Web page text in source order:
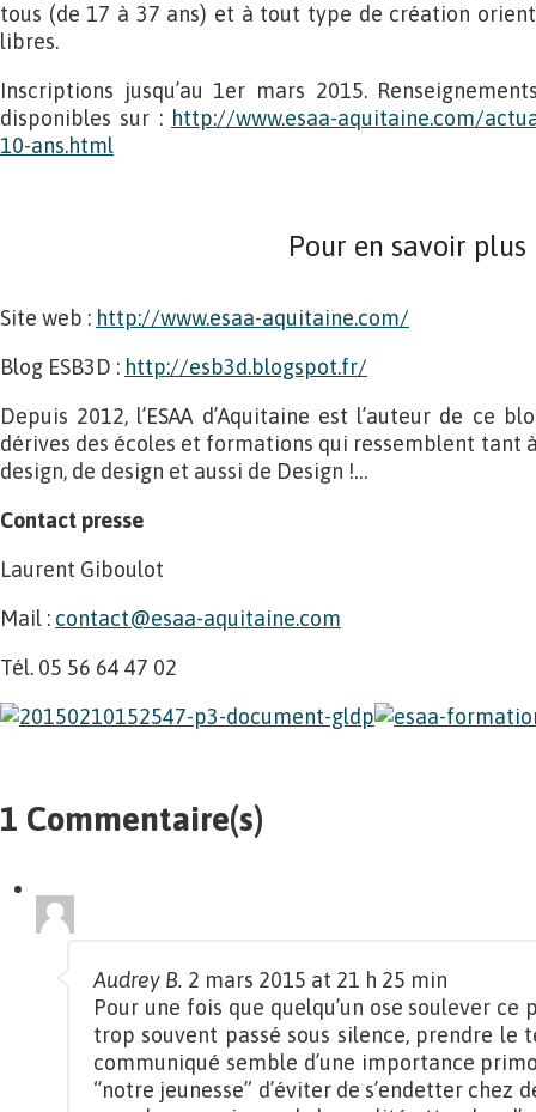
tous (de 17 à 37 ans) et à tout type de création
libres.
Inscriptions jusqu’au 1er mars 2015.
disponibles sur : http://www.esaa-aquitaine.com/
10-ans.html
Pour en savoir plus
Site web : http://www.esaa-aquitaine.com/
Blog ESB3D : http://esb3d.blogspot.fr/
Depuis 2012, l’ESAA d’Aquitaine est l’auteur de ce
dérives des écoles et formations qui ressemblent tant à
design, de design et aussi de Design !…
Contact presse
Laurent Giboulot
Mail : contact@esaa-aquitaine.com
Tél. 05 56 64 47 02
1 Commentaire(s)
Audrey B. 2 mars 2015 at 21 h 25 min
Pour une fois que quelqu’un ose soulever
trop souvent passé sous silence, prendre le
communiqué semble d’une importance
“notre jeunesse” d’éviter de s’endetter chez